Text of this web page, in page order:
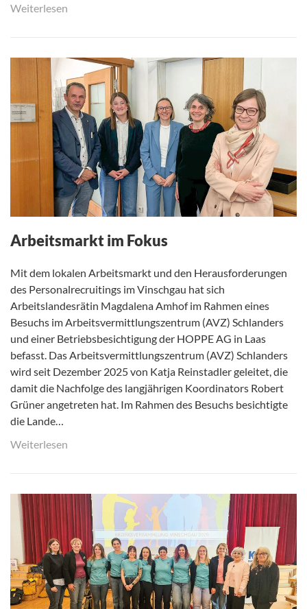
Weiterlesen
Arbeitsmarkt im Fokus
Mit dem lokalen Arbeitsmarkt und den Herausforderungen
des Personalrecruitings im Vinschgau hat sich
Arbeitslandesrätin Magdalena Amhof im Rahmen eines
Besuchs im Arbeitsvermittlungszentrum (AVZ) Schlanders
und einer Betriebsbesichtigung der HOPPE AG in Laas
befasst. Das Arbeitsvermittlungszentrum (AVZ) Schlanders
wird seit Dezember 2025 von Katja Reinstadler geleitet, die
damit die Nachfolge des langjährigen Koordinators Robert
Grüner angetreten hat. Im Rahmen des Besuchs besichtigte
die Lande…
Weiterlesen